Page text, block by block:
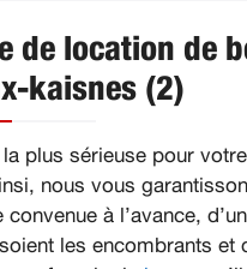
de location de
kaisnes (2)
plus sérieuse pour votre
nous vous
à l’avance,
les encombrants et